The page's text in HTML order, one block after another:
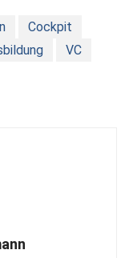
Cockpit
VC